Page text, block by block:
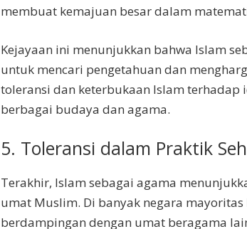
membuat kemajuan besar dalam
Kejayaan ini menunjukkan bahwa Islam
untuk mencari pengetahuan dan
toleransi dan keterbukaan Islam
berbagai budaya dan agama.
5. Toleransi dalam Praktik
Terakhir, Islam sebagai agama
umat Muslim. Di banyak negara
berdampingan dengan umat beragama